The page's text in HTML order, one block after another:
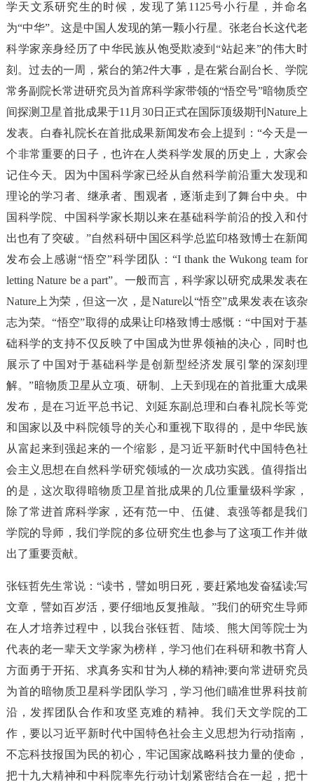
学天文系研究生的时候，发现了第1125号小行星，并命名
为“中华”。这是中国人发现的第一颗小行星。张老台长这代老
科学家亲身经历了中华民族从饱受欺凌到“站起来”的伟大时
刻。过去的一周，紫台的第2件大事，是在紫台副台长、学院
常务副院长常进研究员为首席科学家带领的“悟空号”暗物质空
间探测卫星首批成果于11月30日正式在国际顶级期刊Nature上
发表。白春礼院长在首批成果新闻发布会上提到：“今天是一
个非常重要的日子，也许在人类科学发展的历史上，大家会
记住今天。因为中国科学家已经从自然科学前沿重大发现和
理论的学习者、继承者、围观者，逐渐走到了舞台中央。中
国科学院、中国科学家长期以来在基础科学前沿的投入和付
出也有了突破。”自然科研中国区科学总监印格致博士在新闻
发布会上感谢“悟空”科学团队：“I thank the Wukong team for
letting Nature be a part”。一般而言，科学家以研究成果发表在
Nature上为荣，但这一次，是Nature以“悟空”成果发表在该杂
志为荣。“悟空”取得的成果让印格致博士感慨：“中国对于基
础科学的支持不仅反映了中国成为世界领袖的决心，同时也
展示了中国对于基础科学是创新型经济发展引擎的深刻理
解。”暗物质卫星从立项、研制、上天到现在的首批重大成果
发布，是在习近平总书记、刘延东副总理和白春礼院长等党
和国家以及中科院领导的关心和重视下取得的，是中华民族
从富起来到强起来的一个缩影，是习近平新时代中国特色社
会主义思想在自然科学研究领域的一次成功实践。值得指出
的是，这次取得暗物质卫星首批成果的几位重量级科学家，
除了常进首席科学家，还有范一中、伍健、袁强等都是我们
学院的导师，我们学院的多位研究生也参与了这项工作并做
出了重要贡献。
张钰哲先生常说：“读书，譬如明日死，要赶紧地发奋猛读;写
文章，譬如百岁活，要仔细地反复推敲。”我们的研究生导师
在人才培养过程中，以我台张钰哲、陆埮、熊大闰等院士为
代表的老一辈天文学家为榜样，学习他们在科研和教书育人
方面勇于开拓、求真务实和甘为人梯的精神;要向常进研究员
为首的暗物质卫星科学团队学习，学习他们瞄准世界科技前
沿，发挥团队合作和攻坚克难的精神。我们天文学院的工
作，要以习近平新时代中国特色社会主义思想为行动指南，
不忘科技报国为民的初心，牢记国家战略科技力量的使命，
把十九大精神和中科院率先行动计划紧密结合在一起，把十